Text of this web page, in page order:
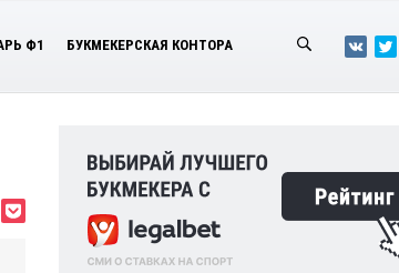
Ф1 БУКМЕКЕРСКАЯ КОНТОРА